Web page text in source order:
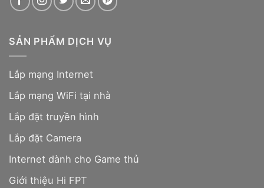
SẢN PHẨM DỊCH VỤ
Lắp mạng Internet
Lắp mạng WiFi tại nhà
Lắp đặt truyền hình
Lắp đặt Camera
Internet dành cho Game thủ
Giới thiệu Hi FPT